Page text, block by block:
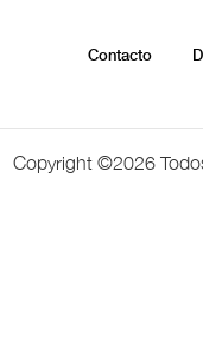
Contacto
Copyright ©2026